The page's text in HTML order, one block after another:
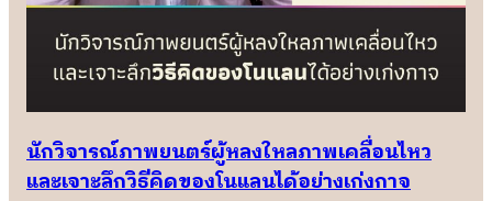
นักวิจารณ์ภาพยนตร์ผู้หลงใหลภาพเคลื่อนไหว
และเจาะลึกวิธีคิดของโนแลนได้อย่างเก่งกาจ